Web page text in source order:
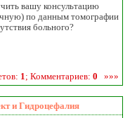
вашу консультацию
по данным томографии
больного?
1; Комментариев: 0 »»»
и Гидроцефалия